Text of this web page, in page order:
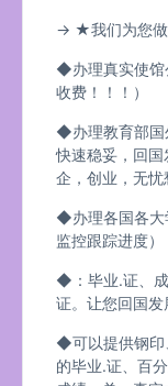
→ ★我们为您做
◆办理真实使馆
收费！！！）
◆办理教育部国
快速稳妥，回
企，创业，无
◆办理各国各大
监控跟踪进度
◆：毕业.证、
证。让您回国发
◆可以提供钢印
的毕业.证、百